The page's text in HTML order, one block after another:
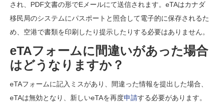
され、PDF文書の形でEメールにて送信されます。eTAはカナダ
移民局のシステムにパスポートと照合して電子的に保存されるた
め、空港で書類を印刷したり提示したりする必要はありません。
eTAフォームに間違いがあった場合
はどうなりますか？
eTAフォームに記入ミスがあり、間違った情報を提出した場合、
eTAは無効となり、新しいeTAを再度申請する必要があります。